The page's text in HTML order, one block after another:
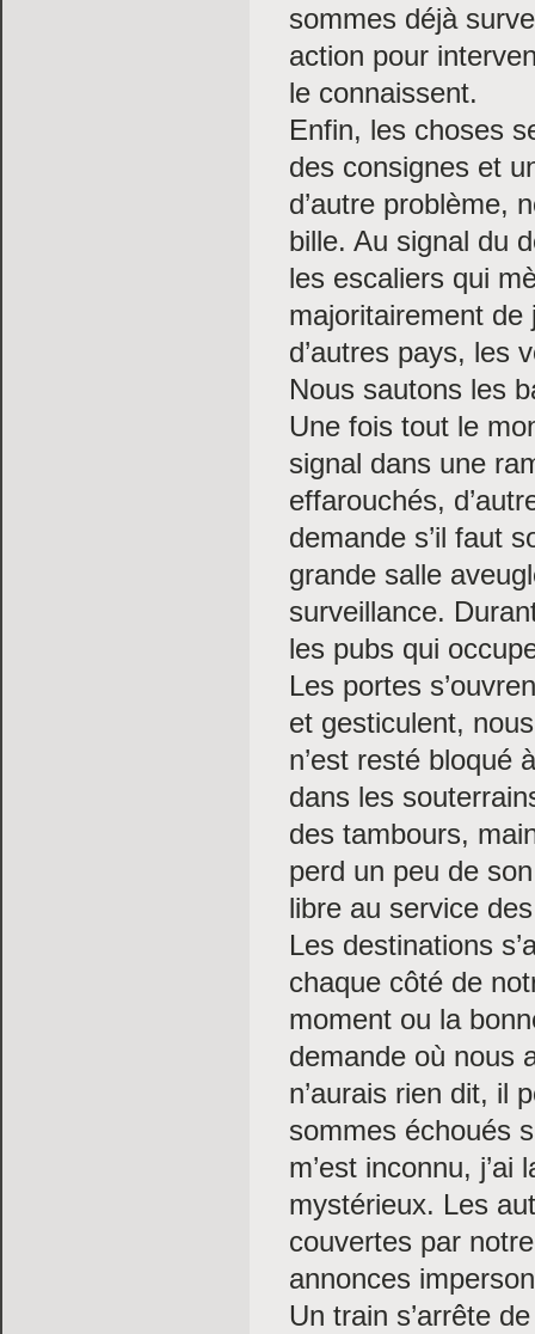
sommes déjà
action pour
le connaissent.
Enfin, les choses
des consignes et
d’autre problème,
bille. Au signal du
les escaliers qui
majoritairement de
d’autres pays, les
Nous sautons les
Une fois tout le
signal dans une
effarouchés,
demande s’il faut
grande salle
surveillance.
les pubs qui
Les portes
et gesticulent,
n’est resté bloqué
dans les
des tambours,
perd un peu de
libre au service
Les destinations
chaque côté de
moment ou la
demande où nous
n’aurais rien dit, il
sommes échoués
m’est inconnu,
mystérieux. Les
couvertes par
annonces
Un train s’arrête